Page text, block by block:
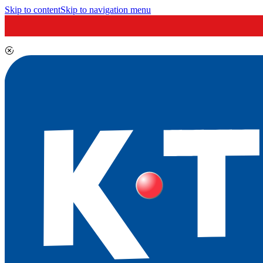
Skip to contentSkip to navigation menu